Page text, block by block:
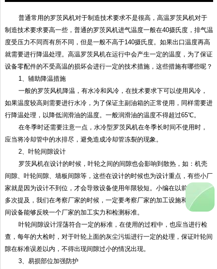
普通常用的罗茨风机对于制造技术要求不是很高，高温罗茨风机对于
制造技术要求要高一些，普通的罗茨风机进气温度一般在40摄氏度，排气温
度受压力不同而有所不同，但是一般不高于140摄氏度。如果出口温度再高
就需要进行降温处理。高温罗茨风机在运行中会产生一定的温度，为了保证
设备零配件的不受高温的损坏会进行一定的技术措施，这些措施有哪些呢？
1、辅助降温措施
一般的罗茨风机降温，有水冷和风冷，在技术要求下可以使用风冷，
如果温度较高则需要进行水冷，为了保证主副油箱的正常使用，同样需要进
行降温处理，以降低润滑油的温度。一般润滑油的温度不得超过65℃。
在冬季时还需要注意一点，水冷型罗茨风机在冬季长时间不使用时，
应当将冷却管中的水排尽，避免造成冷却管冻裂的现象。
2、叶轮间隙设计
罗茨风机在设计的时候，叶轮之间的间隙也会影响到散热，如：机壳
间隙、叶轮间隙、墙板间隙等，这些在设计的时候也为设计重点，有些小厂
家就是因为设计不到位，才会导致设备使用年限较短。小编在以前的文章中
多次提及，我们在考察厂家的时候，一定要考察厂家的加工设施和车间，车
间设备能够反映一个厂家的加工实力和检测标准。
叶轮间隙设计淫荡符合一定的标准，在使用的过程中，也应当进行检
查，每年的大检时，对于叶轮上面的灰尘污垢进行一定的处理，保证叶轮间
隙在标准误差以内，不得出现间隙过小的情况出现。
3、易损部位加强防护